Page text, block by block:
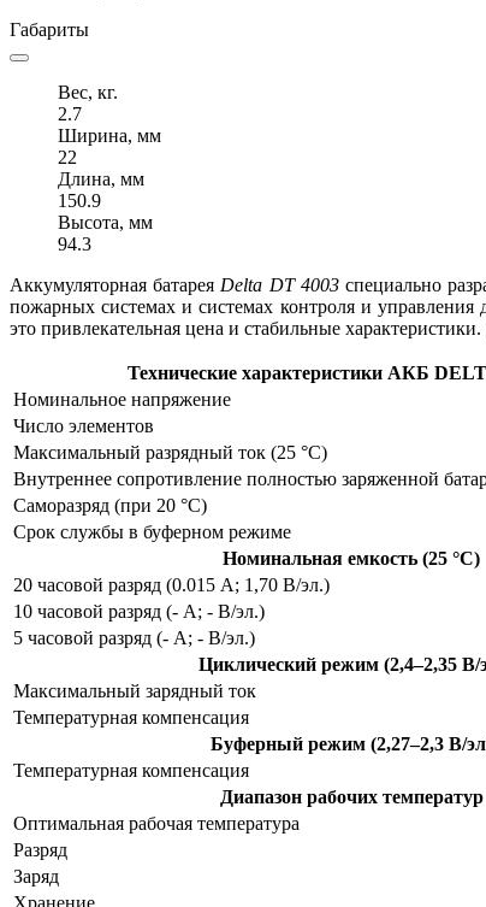
Габариты
Вес, кг.
2.7
Ширина, мм
22
Длина, мм
150.9
Высота, мм
94.3
Аккумуляторная батарея Delta DT 4003специально
пожарных системах и системах контроля и
это привлекательная цена и стабильные
Технические характеристики АКБ
Номинальное напряжение
Число элементов
Максимальный разрядный ток (25 °С)
Внутреннее сопротивление полностью заряженной
Саморазряд (при 20 °С)
Срок службы в буферном режиме
Номинальная емкость (25 °С)
20 часовой разряд (0.015 А; 1,70 В/эл.)
10 часовой разряд (- А; - В/эл.)
5 часовой разряд (- А; - В/эл.)
Циклический режим (2,4–2,35 В/
Максимальный зарядный ток
Температурная компенсация
Буферный режим (2,27–2,3 В/
Температурная компенсация
Диапазон рабочих температур
Оптимальная рабочая температура
Разряд
Заряд
Хранение